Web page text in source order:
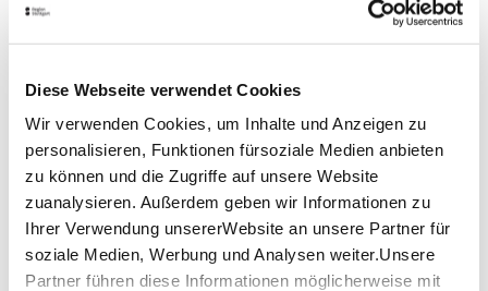
Diese Webseite verwendet Cookies
Wir verwenden Cookies, um Inhalte und Anzeigen zu
personalisieren, Funktionen fürsoziale Medien anbieten
zu können und die Zugriffe auf unsere Website
zuanalysieren. Außerdem geben wir Informationen zu
Ihrer Verwendung unsererWebsite an unsere Partner für
soziale Medien, Werbung und Analysen weiter.Unsere
Partner führen diese Informationen möglicherweise mit
Welt von Maultaschen, Spätzle & Co. und lassen Sie
sich von dem gemütlichen Ambiente verzaubern.
Wenn Sie sich nicht für ein Gericht entscheiden
können, probieren Sie die verschiedenen
schwäbischen Tapas im
Gasthaus Bären. In
Carl's Brauhausam Schlossplatz können Sie
schwäbische Küche mitten in Stuttgart genießen. Das
Stuttgarter Stäffele
hat eine lange Tradition und
eine Portion Ursprünglichkeit: Seit über 50 Jahren
verwöhnt es seine Gäste mit traditionellen
schwäbischen Gerichten aus regionalen Zutaten.